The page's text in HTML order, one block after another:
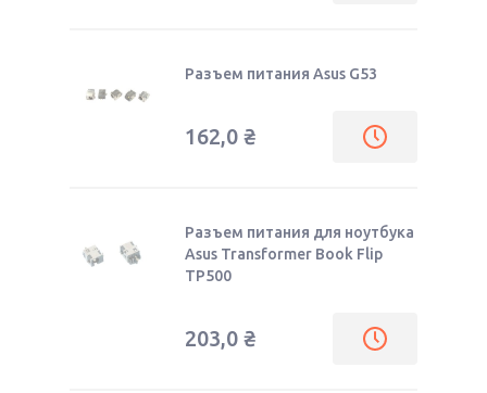
Разъем питания Asus G53
162,0 ₴
Разъем питания для ноутбука
Asus Transformer Book Flip
TP500
203,0 ₴